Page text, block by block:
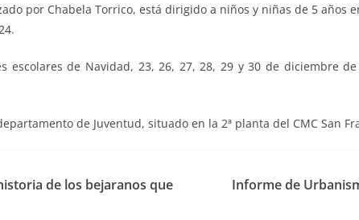
por Chabela Torrico, está dirigido a niños y niñas de 5
escolares de Navidad, 23, 26, 27, 28, 29 y 30 de diciembre
de Juventud, situado en la 2ª planta del CMC San
de los bejaranos que
Informe de